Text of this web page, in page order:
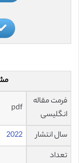
فرمت مقاله
انگلیسی
pdf
سال انتشار
2022
تعداد